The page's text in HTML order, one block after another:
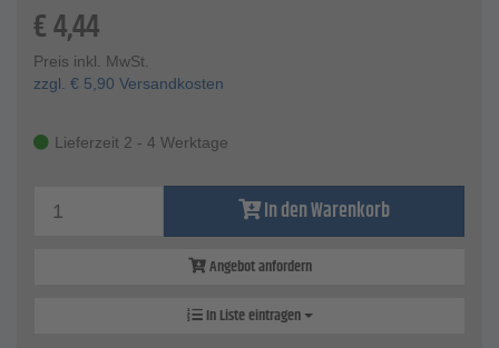
€4,44
Preis inkl. MwSt.
zzgl. € 5,90 Versandkosten
Lieferzeit 2 - 4 Werktage
In den Warenkorb
Angebot anfordern
In Liste eintragen